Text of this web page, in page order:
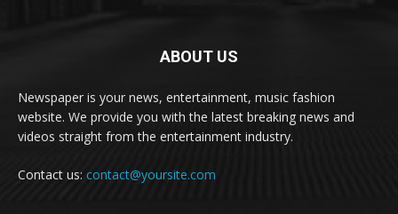
ABOUT US
Newspaper is your news, entertainment, music fashion
website. We provide you with the latest breaking news and
videos straight from the entertainment industry.
Contact us: contact@yoursite.com